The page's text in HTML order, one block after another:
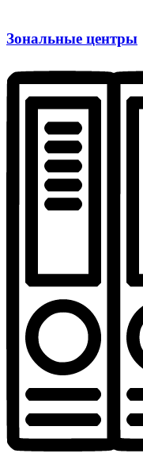
Зональные центры